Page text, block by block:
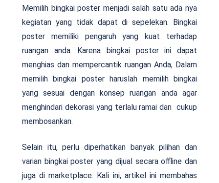
Memilih bingkai poster menjadi salah satu ada nya
kegiatan yang tidak dapat di sepelekan. Bingkai
poster memiliki pengaruh yang kuat terhadap
ruangan anda. Karena bingkai poster ini dapat
menghias dan mempercantik ruangan Anda, Dalam
memilih bingkai poster haruslah memilih bingkai
yang sesuai dengan konsep ruangan anda agar
menghindari dekorasi yang terlalu ramai dan cukup
membosankan.
Selain itu, perlu diperhatikan banyak pilihan dan
varian bingkai poster yang dijual secara offline dan
juga di marketplace. Kali ini, artikel ini membahas